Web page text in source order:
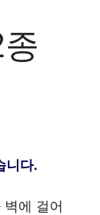
니다.
에 걸어